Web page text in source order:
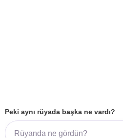
Peki aynı rüyada başka ne vardı?